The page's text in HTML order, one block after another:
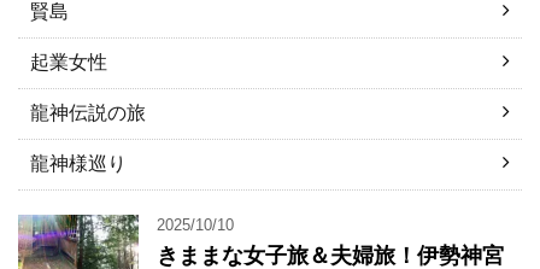
賢島
起業女性
龍神伝説の旅
龍神様巡り
2025/10/10
きままな女子旅＆夫婦旅！伊勢神宮